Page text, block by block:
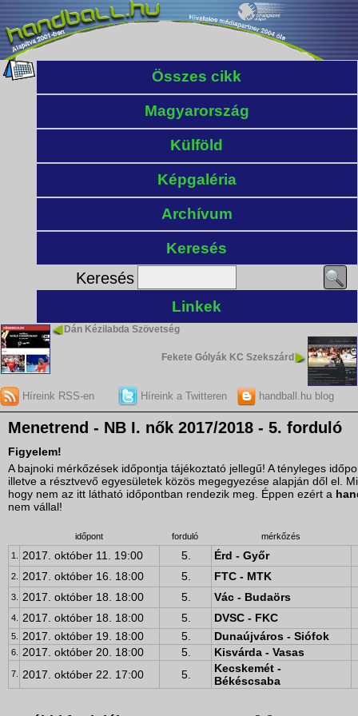
Összes cikk
Magyarország
Külföld
Képgaléria
Archívum
Keresés
Keresés
Linkek
Dán Kézilabda Szövetség
Fekete Gólyák KC Szekszárd
Híreink RSS-en Híreink a Twitteren handball.hu blog
Menetrend - NB I. nők 2017/2018 - 5. forduló
Figyelem!
A bajnoki mérkőzések időpontja tájékoztató jellegű! A tényleges
illetve a résztvevő egyesületek közös megegyezése alapján dől el.
hogy nem az itt látható időpontban rendezik meg. Éppen ezért a
nem vállal!
időpont forduló
mérkőzés
1.
2017. október 11. 19:00 5. Érd - Győr
2. 2017. október 16. 18:00 5. FTC - MTK
3. 2017. október 18. 18:00 5. Vác - Budaörs
4. 2017. október 18. 18:00 5. DVSC - FKC
5. 2017. október 19. 18:00 5. Dunaújváros - Siófok
6. 2017. október 20. 18:00 5. Kisvárda - Vasas
7. 2017. október 22. 17:00 5.
Kecskemét -
Békéscsaba